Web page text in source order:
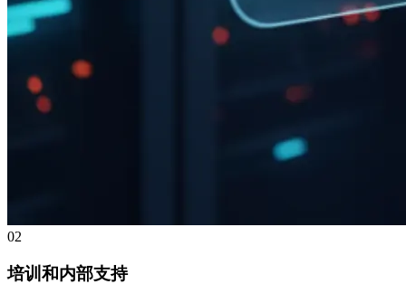
02
培训和内部支持